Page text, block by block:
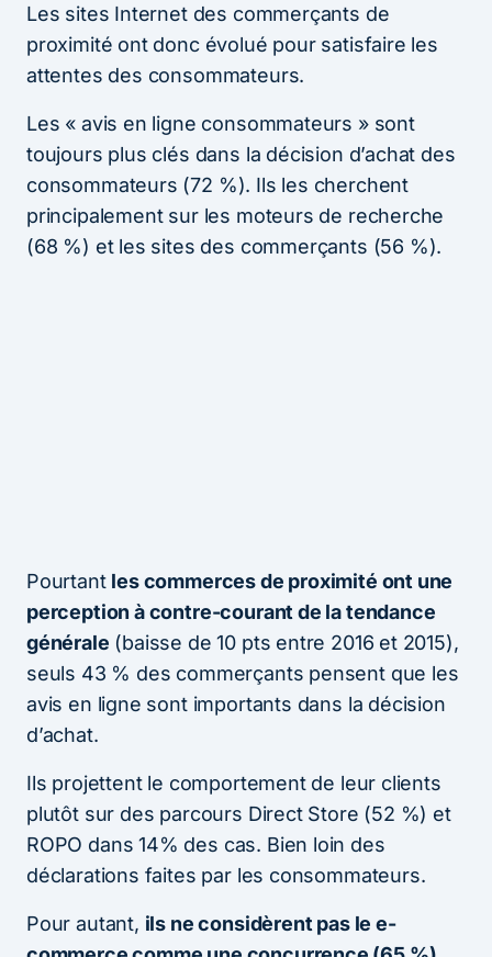
Les sites Internet des commerçants de
proximité ont donc évolué pour satisfaire les
attentes des consommateurs.
Les « avis en ligne consommateurs » sont
toujours plus clés dans la décision d’achat des
consommateurs (72 %). Ils les cherchent
principalement sur les moteurs de recherche
(68 %) et les sites des commerçants (56 %).
Pourtant les commerces de proximité ont une
perception à contre-courant de la tendance
générale (baisse de 10 pts entre 2016 et 2015),
seuls 43 % des commerçants pensent que les
avis en ligne sont importants dans la décision
d’achat.
Ils projettent le comportement de leur clients
plutôt sur des parcours Direct Store (52 %) et
ROPO dans 14% des cas. Bien loin des
déclarations faites par les consommateurs.
Pour autant, ils ne considèrent pas le e-